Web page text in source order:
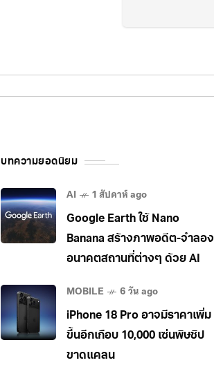
บทความยอดนิยม
AI 1 สัปดาห์ ago
Google Earth ใช้ Nano
Banana สร้างภาพอดีต-จำลอง
อนาคตสถานที่ต่างๆ ด้วย AI
MOBILE 6 วัน ago
iPhone 18 Pro อาจมีราคาเพิ่ม
ขึ้นอีกเกือบ 10,000 เซ่นพิษชิป
ขาดแคลน